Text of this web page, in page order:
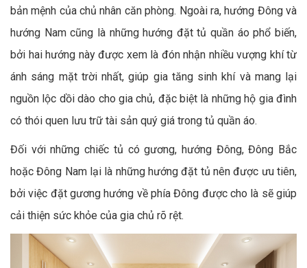
bản mệnh của chủ nhân căn phòng. Ngoài ra, hướng Đông và
hướng Nam cũng là những hướng đặt tủ quần áo phổ biến,
bởi hai hướng này được xem là đón nhận nhiều vượng khí từ
ánh sáng mặt trời nhất, giúp gia tăng sinh khí và mang lại
nguồn lộc dồi dào cho gia chủ, đặc biệt là những hộ gia đình
có thói quen lưu trữ tài sản quý giá trong tủ quần áo.
Đối với những chiếc tủ có gương, hướng Đông, Đông Bắc
hoặc Đông Nam lại là những hướng đặt tủ nên được ưu tiên,
bởi việc đặt gương hướng về phía Đông được cho là sẽ giúp
cải thiện sức khỏe của gia chủ rõ rệt.